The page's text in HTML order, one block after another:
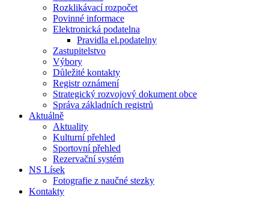
Rozklikávací rozpočet
Povinné informace
Elektronická podatelna
Pravidla el.podatelny
Zastupitelstvo
Výbory
Důležité kontakty
Registr oznámení
Strategický rozvojový dokument obce
Správa základních registrů
Aktuálně
Aktuality
Kulturní přehled
Sportovní přehled
Rezervační systém
NS Lísek
Fotografie z naučné stezky
Kontakty